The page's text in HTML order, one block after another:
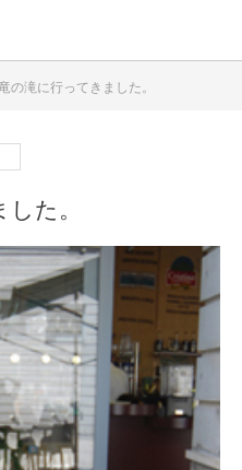
の滝に行ってきました。
た。